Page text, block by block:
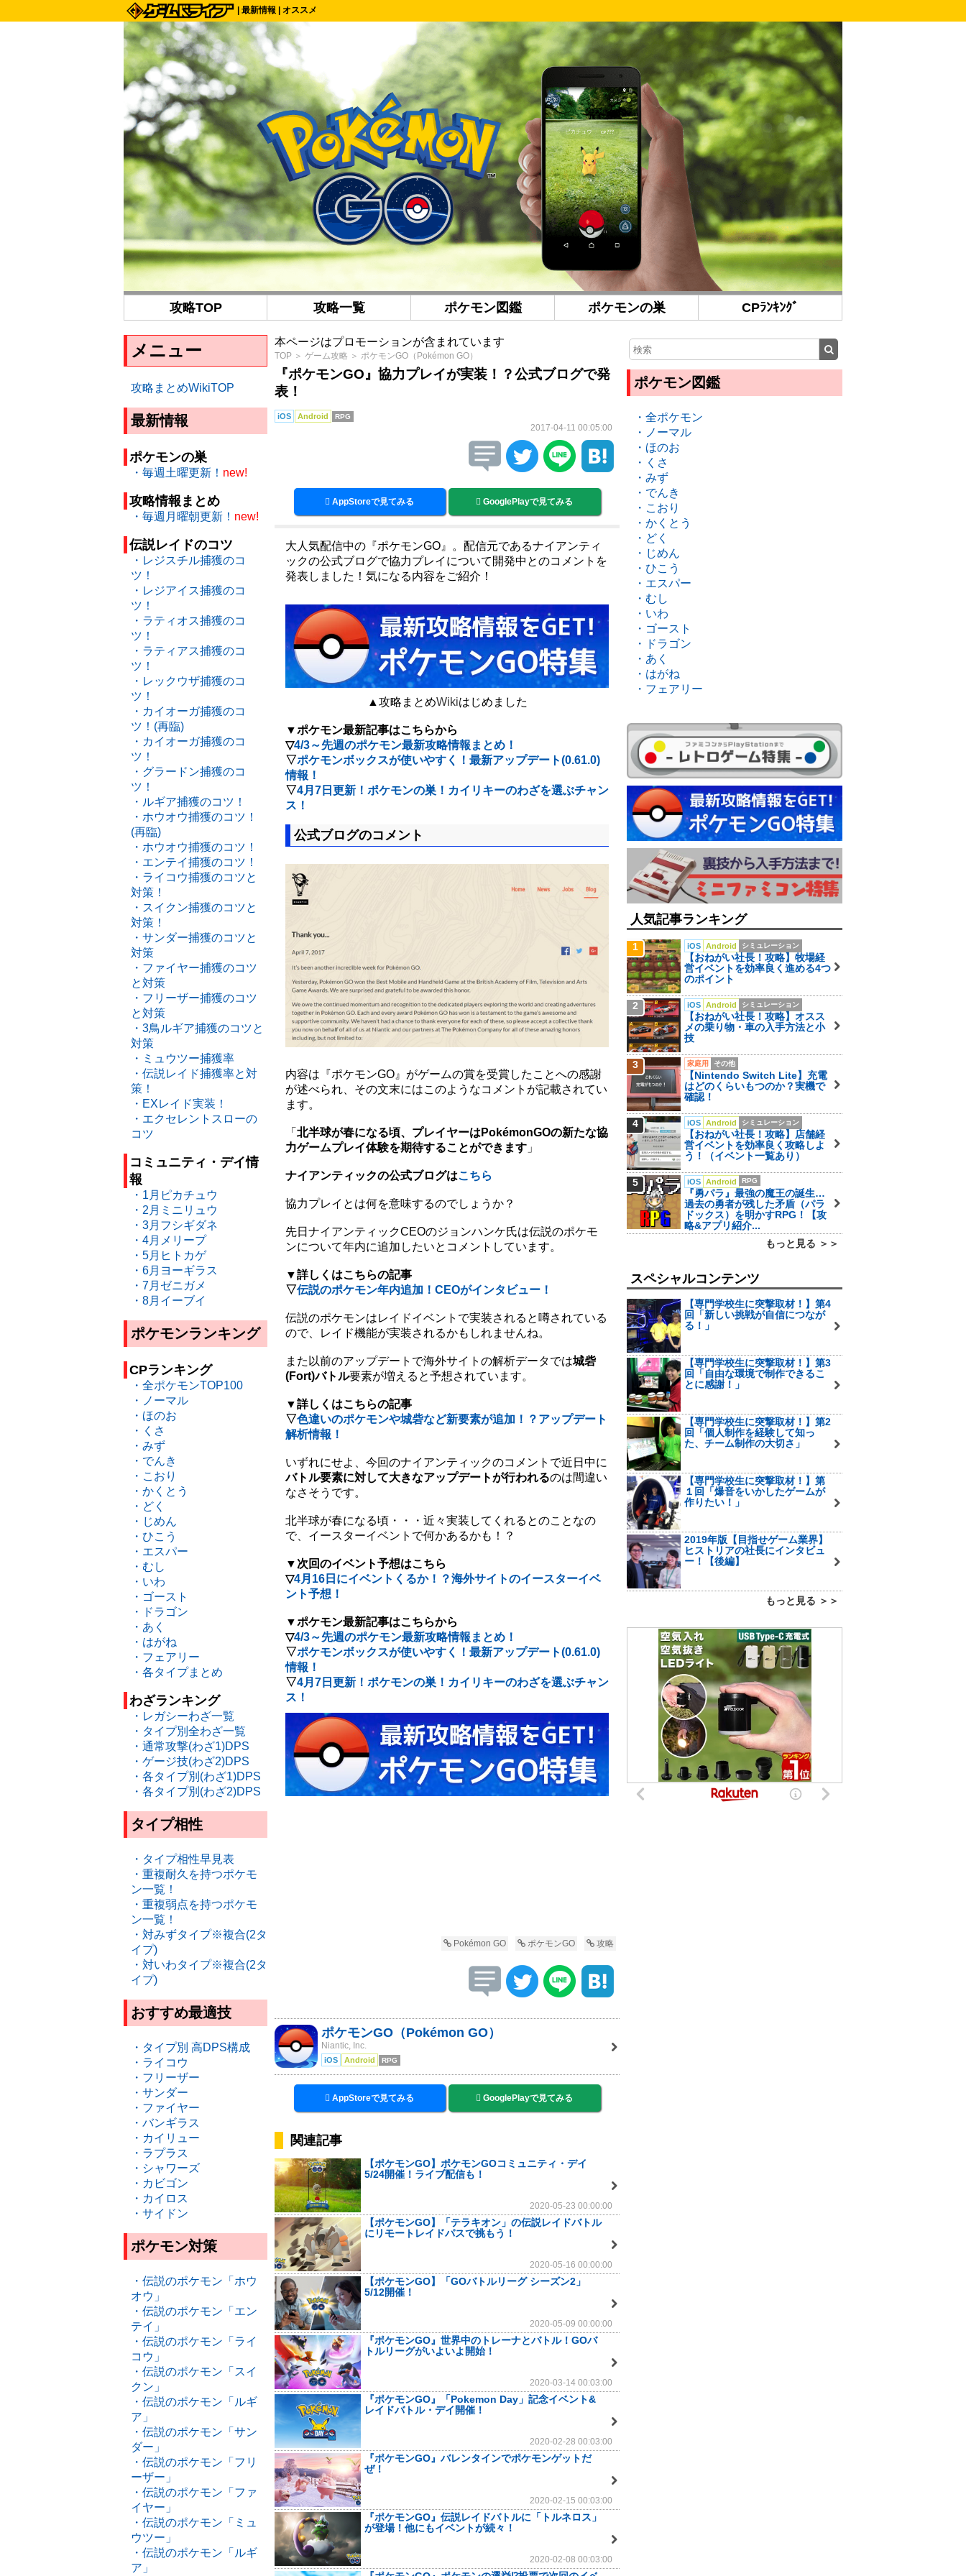
最新情報 オススメ
攻略TOP 攻略一覧 ポケモン図鑑 ポケモンの巣 CPﾗﾝｷﾝｸﾞ
本ページはプロモーションが含まれています
TOP ＞ ゲーム攻略 ＞ ポケモンGO（Pokémon GO）
『ポケモンGO』協力プレイが実装！？公式ブログで発
表！
iOS Android RPG
2017-04-11 00:05:00
AppStoreで見てみる GooglePlayで見てみる
大人気配信中の『ポケモンGO』。配信元であるナイアンティ
ックの公式ブログで協力プレイについて開発中とのコメントを
発表しました！気になる内容をご紹介！
▲攻略まとめWikiはじめました
▼ポケモン最新記事はこちらから
▽4/3～先週のポケモン最新攻略情報まとめ！
▽ポケモンボックスが使いやすく！最新アップデート(0.61.0)
情報！
▽4月7日更新！ポケモンの巣！カイリキーのわざを選ぶチャン
ス！
公式ブログのコメント
内容は『ポケモンGO』がゲームの賞を受賞したことへの感謝
が述べられ、その文末にはこのようなコメントが記載されてい
ます。
「 北半球が春になる頃、プレイヤーはPokémonGOの新たな協
力ゲームプレイ体験を期待することができます 」
ナイアンティックの公式ブログはこちら
協力プレイとは何を意味するのでしょうか？
先日ナイアンティックCEOのジョンハンケ氏は伝説のポケモ
ンについて年内に追加したいとコメントしています。
▼詳しくはこちらの記事
▽伝説のポケモン年内追加！CEOがインタビュー！
伝説のポケモンはレイドイベントで実装されると噂されている
ので、レイド機能が実装されるかもしれませんね。
また以前のアップデートで海外サイトの解析データでは城砦
(Fort)バトル要素が増えると予想されています。
▼詳しくはこちらの記事
▽色違いのポケモンや城砦など新要素が追加！？アップデート
解析情報！
いずれにせよ、今回のナイアンティックのコメントで近日中に
バトル要素に対して大きなアップデートが行われるのは間違い
なさそうです。
北半球が春になる頃・・・近々実装してくれるとのことなの
で、イースターイベントで何かあるかも！？
▼次回のイベント予想はこちら
▽4月16日にイベントくるか！？海外サイトのイースターイベ
ント予想！
▼ポケモン最新記事はこちらから
▽4/3～先週のポケモン最新攻略情報まとめ！
▽ポケモンボックスが使いやすく！最新アップデート(0.61.0)
情報！
▽4月7日更新！ポケモンの巣！カイリキーのわざを選ぶチャン
ス！
Pokémon GO ポケモンGO 攻略
ポケモンGO（Pokémon GO）
Niantic, Inc.
iOS Android RPG
AppStoreで見てみる GooglePlayで見てみる
関連記事
【ポケモンGO】ポケモンGOコミュニティ・デイ
5/24開催！ライブ配信も！
2020-05-23 00:00:00
【ポケモンGO】「テラキオン」の伝説レイドバトル
にリモートレイドパスで挑もう！
2020-05-16 00:00:00
【ポケモンGO】「GOバトルリーグ シーズン2」
5/12開催！
2020-05-09 00:00:00
『ポケモンGO』世界中のトレーナとバトル！GOバ
トルリーグがいよいよ開始！
2020-03-14 00:03:00
『ポケモンGO』「Pokemon Day」記念イベント&
レイドバトル・デイ開催！
2020-02-28 00:03:00
『ポケモンGO』バレンタインでポケモンゲットだ
ぜ！
2020-02-15 00:03:00
『ポケモンGO』伝説レイドバトルに「トルネロス」
が登場！他にもイベントが続々！
2020-02-08 00:03:00
メニュー
攻略まとめWikiTOP
最新情報
ポケモンの巣
・毎週土曜更新！ new!
攻略情報まとめ
・毎週月曜朝更新！ new!
伝説レイドのコツ
・レジスチル捕獲のコ
ツ！
・レジアイス捕獲のコ
ツ！
・ラティオス捕獲のコ
ツ！
・ラティアス捕獲のコ
ツ！
・レックウザ捕獲のコ
ツ！
・カイオーガ捕獲のコ
ツ！(再臨)
・カイオーガ捕獲のコ
ツ！
・グラードン捕獲のコ
ツ！
・ルギア捕獲のコツ！
・ホウオウ捕獲のコツ！
(再臨)
・ホウオウ捕獲のコツ！
・エンテイ捕獲のコツ！
・ライコウ捕獲のコツと
対策！
・スイクン捕獲のコツと
対策！
・サンダー捕獲のコツと
対策
・ファイヤー捕獲のコツ
と対策
・フリーザー捕獲のコツ
と対策
・3鳥ルギア捕獲のコツと
対策
・ミュウツー捕獲率
・伝説レイド捕獲率と対
策！
・EXレイド実装！
・エクセレントスローの
コツ
コミュニティ・デイ情
報
・1月ピカチュウ
・2月ミニリュウ
・3月フシギダネ
・4月メリープ
・5月ヒトカゲ
・6月ヨーギラス
・7月ゼニガメ
・8月イーブイ
ポケモンランキング
CPランキング
・全ポケモンTOP100
・ノーマル
・ほのお
・くさ
・みず
・でんき
・こおり
・かくとう
・どく
・じめん
・ひこう
・エスパー
・むし
・いわ
・ゴースト
・ドラゴン
・あく
・はがね
・フェアリー
・各タイプまとめ
わざランキング
・レガシーわざ一覧
・タイプ別全わざ一覧
・通常攻撃(わざ1)DPS
・ゲージ技(わざ2)DPS
・各タイプ別(わざ1)DPS
・各タイプ別(わざ2)DPS
タイプ相性
・タイプ相性早見表
・重複耐久を持つポケモ
ン一覧！
・重複弱点を持つポケモ
ン一覧！
・対みずタイプ※複合(2タ
イプ)
・対いわタイプ※複合(2タ
イプ)
おすすめ最適技
・タイプ別 高DPS構成
・ライコウ
・フリーザー
・サンダー
・ファイヤー
・バンギラス
・カイリュー
・ラプラス
・シャワーズ
・カビゴン
・カイロス
・サイドン
ポケモン対策
・伝説のポケモン「ホウ
オウ」
・伝説のポケモン「エン
テイ」
・伝説のポケモン「ライ
コウ」
・伝説のポケモン「スイ
クン」
・伝説のポケモン「ルギ
ア」
・伝説のポケモン「サン
ダー」
・伝説のポケモン「フリ
ーザー」
・伝説のポケモン「ファ
イヤー」
・伝説のポケモン「ミュ
ウツー」
・伝説のポケモン「ルギ
ア」
ポケモン図鑑
・全ポケモン
・ノーマル
・ほのお
・くさ
・みず
・でんき
・こおり
・かくとう
・どく
・じめん
・ひこう
・エスパー
・むし
・いわ
・ゴースト
・ドラゴン
・あく
・はがね
・フェアリー
人気記事ランキング
1 iOS Android シミュレーション
【おねがい社長！攻略】牧場経
営イベントを効率良く進める4つ
のポイント
2 iOS Android シミュレーション
【おねがい社長！攻略】オスス
メの乗り物・車の入手方法と小
技
3 家庭用 その他
【Nintendo Switch Lite】充電
はどのくらいもつのか？実機で
確認！
4 iOS Android シミュレーション
【おねがい社長！攻略】店舗経
営イベントを効率良く攻略しよ
う！（イベント一覧あり）
5 iOS Android RPG
『勇パラ』最強の魔王の誕生…
過去の勇者が残した矛盾（パラ
ドックス）を明かすRPG！【攻
略&アプリ紹介...
もっと見る ＞＞
スペシャルコンテンツ
【専門学校生に突撃取材！】第4
回「新しい挑戦が自信につなが
る！」
【専門学校生に突撃取材！】第3
回「自由な環境で制作できるこ
とに感謝！」
【専門学校生に突撃取材！】第2
回「個人制作を経験して知っ
た、チーム制作の大切さ」
【専門学校生に突撃取材！】第
１回「爆音をいかしたゲームが
作りたい！」
2019年版【目指せゲーム業界】
ヒストリアの社長にインタビュ
ー！【後編】
もっと見る ＞＞